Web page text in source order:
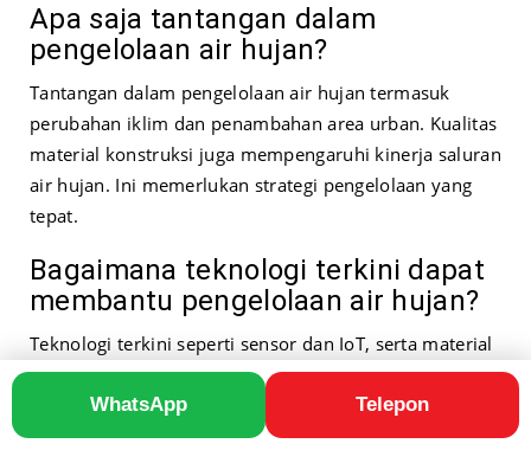
Apa saja tantangan dalam
pengelolaan air hujan?
Tantangan dalam pengelolaan air hujan termasuk
perubahan iklim dan penambahan area urban. Kualitas
material konstruksi juga mempengaruhi kinerja saluran
air hujan. Ini memerlukan strategi pengelolaan yang
tepat.
Bagaimana teknologi terkini dapat
membantu pengelolaan air hujan?
Teknologi terkini seperti sensor dan IoT, serta material
ramah lingkungan. Solusi berbasis alam juga dapat
meningkatkan efisiensi dan keberlanjutan saluran air
hujan.
WhatsApp Telepon